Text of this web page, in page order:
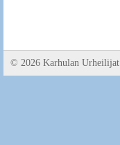
© 2026 Karhulan Urheilijat